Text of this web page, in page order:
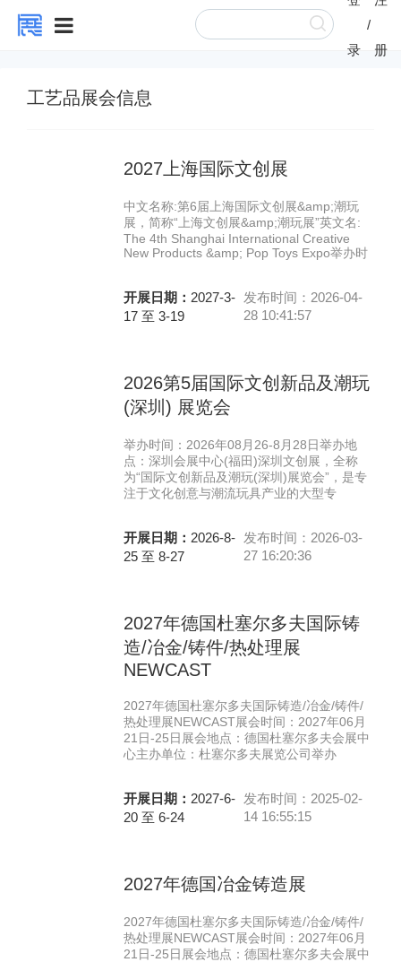
录
/
册
工艺品展会信息
2027上海国际文创展
中文名称:第6届上海国际文创展&amp;潮玩
展，简称“上海文创展&amp;潮玩展”英文名:
The 4th Shanghai International Creative
New Products &amp; Pop Toys Expo举办时
开展日期： 2027-3-
17 至 3-19
发布时间：2026-04-
28 10:41:57
2026第5届国际文创新品及潮玩
(深圳) 展览会
举办时间：2026年08月26-8月28日举办地
点：深圳会展中心(福田)深圳文创展，全称
为“国际文创新品及潮玩(深圳)展览会”，是专
注于文化创意与潮流玩具产业的大型专
开展日期： 2026-8-
25 至 8-27
发布时间：2026-03-
27 16:20:36
2027年德国杜塞尔多夫国际铸
造/冶金/铸件/热处理展
NEWCAST
2027年德国杜塞尔多夫国际铸造/冶金/铸件/
热处理展NEWCAST展会时间：2027年06月
21日-25日展会地点：德国杜塞尔多夫会展中
心主办单位：杜塞尔多夫展览公司举办
开展日期： 2027-6-
20 至 6-24
发布时间：2025-02-
14 16:55:15
2027年德国冶金铸造展
2027年德国杜塞尔多夫国际铸造/冶金/铸件/
热处理展NEWCAST展会时间：2027年06月
21日-25日展会地点：德国杜塞尔多夫会展中